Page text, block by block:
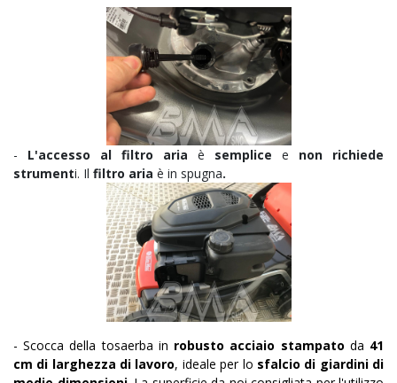
- L'accesso al filtro aria è semplice e non richiede
strumenti. Il filtro aria è in spugna.
- Scocca della tosaerba in robusto acciaio stampato da 41
cm di larghezza di lavoro, ideale per lo sfalcio di giardini di